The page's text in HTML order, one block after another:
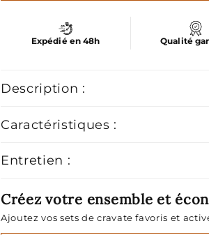
Bleu
Expédié en 48h Qualité
Description :
Caractéristiques :
Entretien :
Créez votre ensemble et
Ajoutez vos sets de cravate favoris et